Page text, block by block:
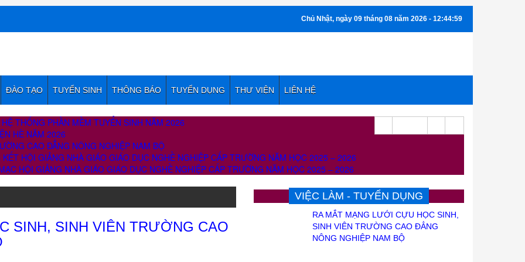
Chủ Nhật, ngày 09 tháng 08 năm 2026 - 12:45:00
ĐÀO TẠO TUYỂN SINH THÔNG BÁO TUYỂN DỤNG THƯ VIỆN LIÊN HỆ
THỐNG PHẦN MỀM TUYỂN SINH NĂM 2026
HÈ NĂM 2026
CAO ĐẲNG NÔNG NGHIỆP NAM BỘ
HỘI GIẢNG NHÀ GIÁO GIÁO DỤC NGHỀ NGHIỆP CẤP TRƯỜNG NĂM HỌC 2025 – 2026
HỘI GIẢNG NHÀ GIÁO GIÁO DỤC NGHỀ NGHIỆP CẤP TRƯỜNG NĂM HỌC 2025 – 2026
SINH, SINH VIÊN TRƯỜNG CAO
VIỆC LÀM - TUYỂN DỤNG
RA MẮT MẠNG LƯỚI CỰU HỌC SINH,
SINH VIÊN TRƯỜNG CAO ĐẲNG
NÔNG NGHIỆP NAM BỘ